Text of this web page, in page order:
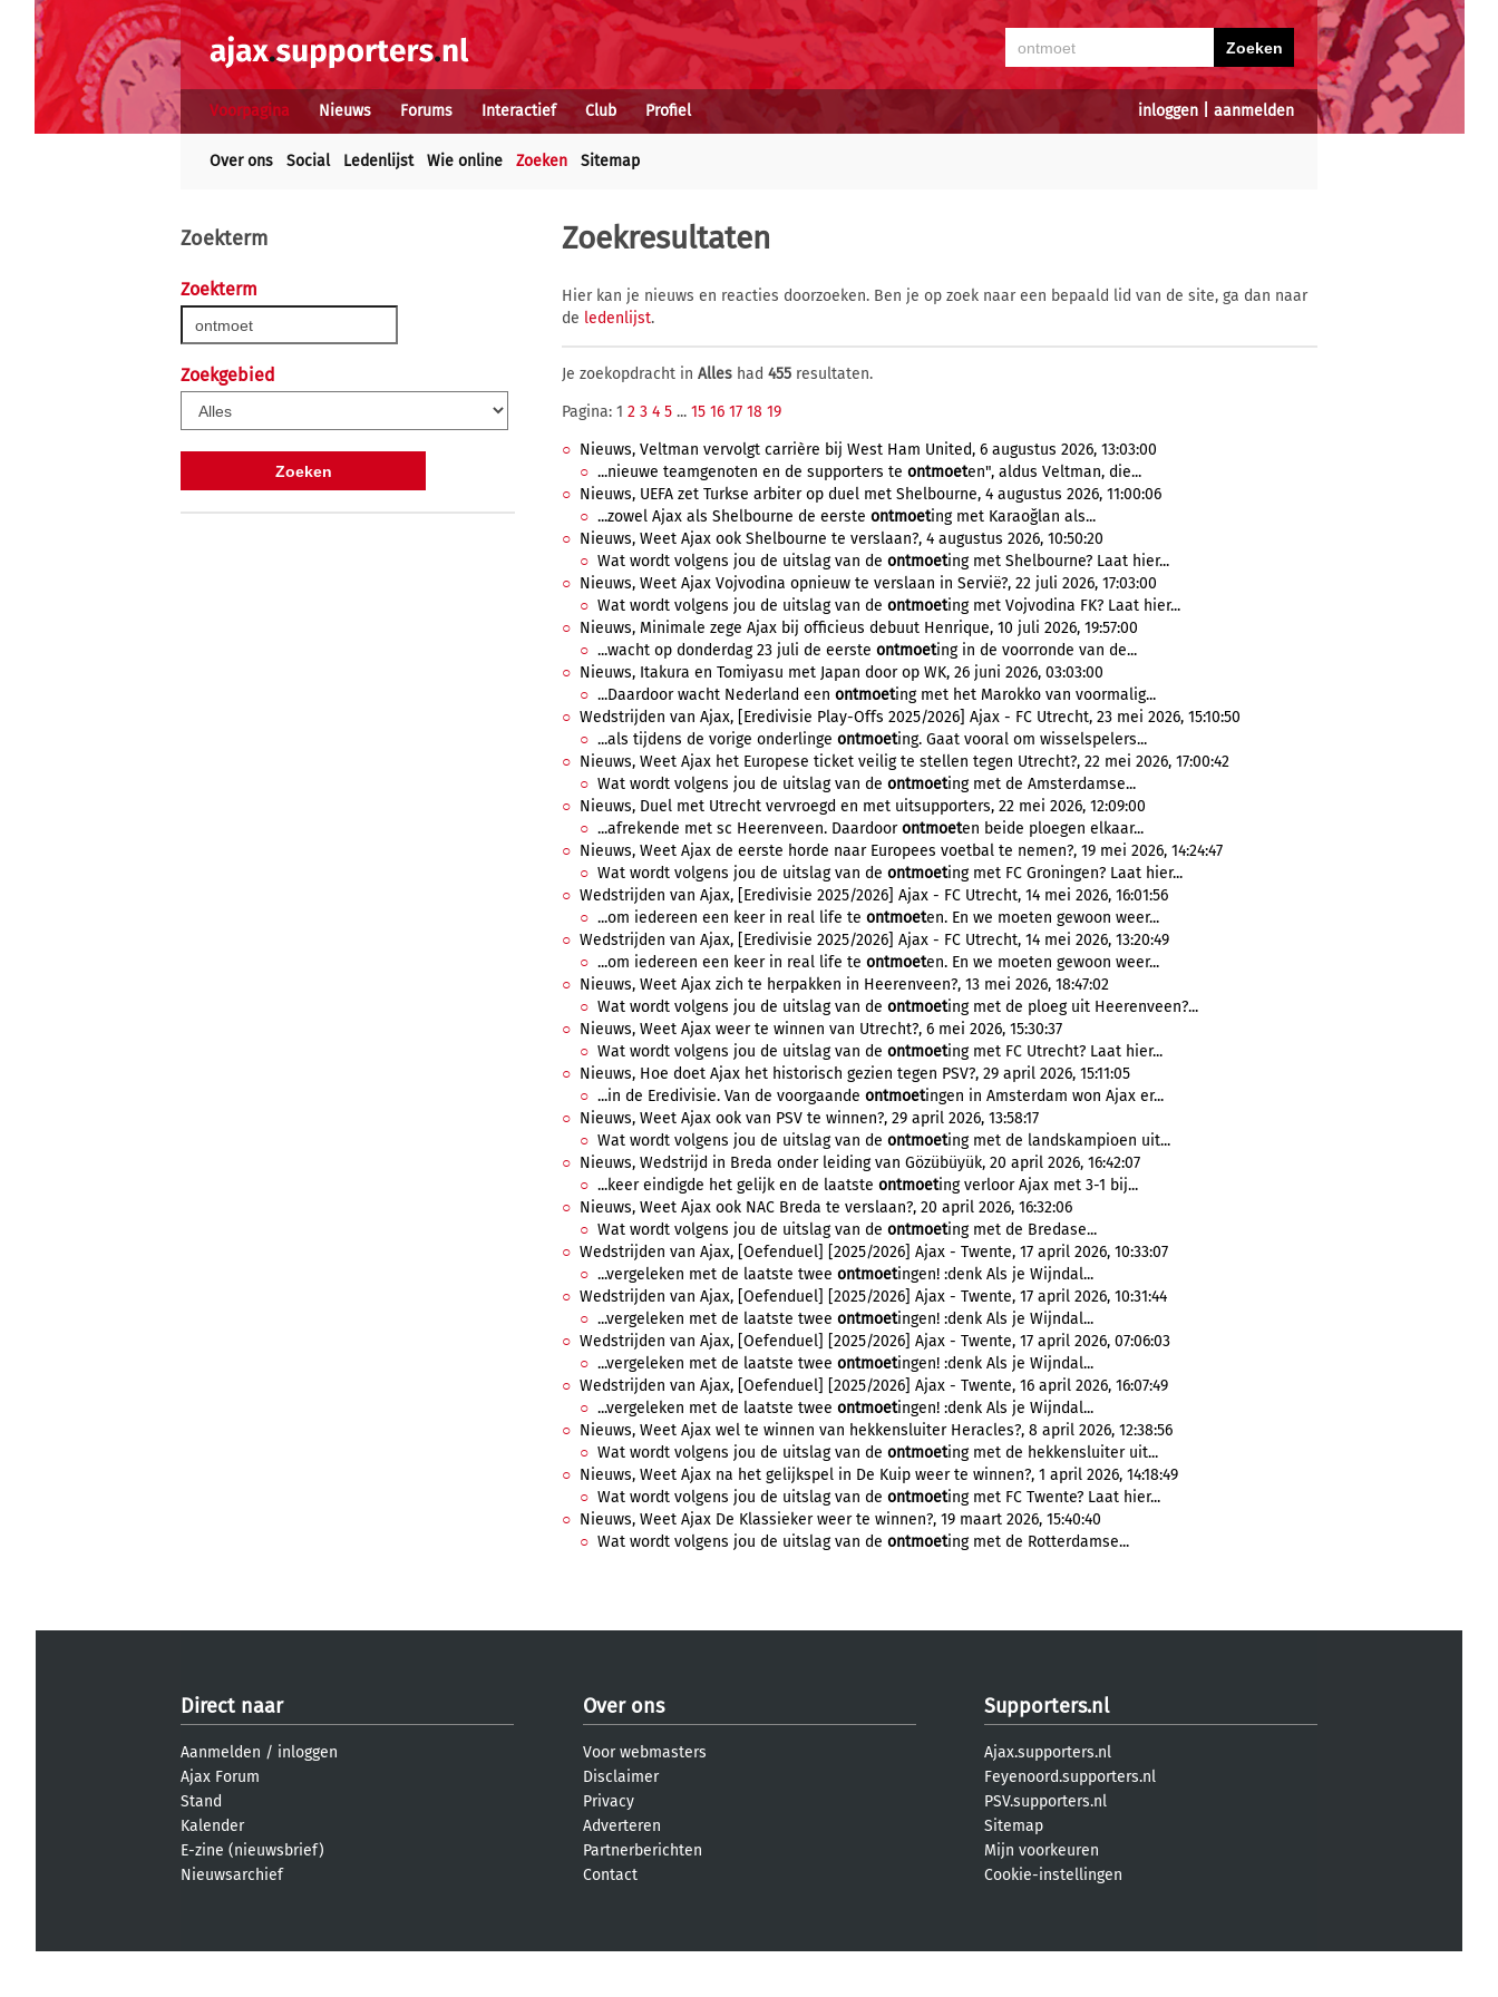
inloggen aanmelden
Voorpagina Nieuws Forums Interactief Club Profiel
Over ons Social Ledenlijst Wie online Zoeken Sitemap
Zoekterm
Zoekterm
Zoekgebied
Zoekresultaten
Hier kan je nieuws en reacties doorzoeken. Ben je op zoek naar een bepaald lid van de site, ga dan naar
de ledenlijst.
Je zoekopdracht in Alles had 455 resultaten.
Pagina: 1 2 3 4 5 ... 15 16 17 18 19
Nieuws, Veltman vervolgt carrière bij West Ham United, 6 augustus 2026, 13:03:00
...nieuwe teamgenoten en de supporters te ontmoeten", aldus Veltman, die...
Nieuws, UEFA zet Turkse arbiter op duel met Shelbourne, 4 augustus 2026, 11:00:06
...zowel Ajax als Shelbourne de eerste ontmoeting met Karaoğlan als...
Nieuws, Weet Ajax ook Shelbourne te verslaan?, 4 augustus 2026, 10:50:20
Wat wordt volgens jou de uitslag van de ontmoeting met Shelbourne? Laat hier...
Nieuws, Weet Ajax Vojvodina opnieuw te verslaan in Servië?, 22 juli 2026, 17:03:00
Wat wordt volgens jou de uitslag van de ontmoeting met Vojvodina FK? Laat hier...
Nieuws, Minimale zege Ajax bij officieus debuut Henrique, 10 juli 2026, 19:57:00
...wacht op donderdag 23 juli de eerste ontmoeting in de voorronde van de...
Nieuws, Itakura en Tomiyasu met Japan door op WK, 26 juni 2026, 03:03:00
...Daardoor wacht Nederland een ontmoeting met het Marokko van voormalig...
Wedstrijden van Ajax, [Eredivisie Play-Offs 2025/2026] Ajax - FC Utrecht, 23 mei 2026, 15:10:50
...als tijdens de vorige onderlinge ontmoeting. Gaat vooral om wisselspelers...
Nieuws, Weet Ajax het Europese ticket veilig te stellen tegen Utrecht?, 22 mei 2026, 17:00:42
Wat wordt volgens jou de uitslag van de ontmoeting met de Amsterdamse...
Nieuws, Duel met Utrecht vervroegd en met uitsupporters, 22 mei 2026, 12:09:00
...afrekende met sc Heerenveen. Daardoorontmoeten beide ploegen elkaar...
Nieuws, Weet Ajax de eerste horde naar Europees voetbal te nemen?, 19 mei 2026, 14:24:47
Wat wordt volgens jou de uitslag van de ontmoeting met FC Groningen? Laat hier...
Wedstrijden van Ajax, [Eredivisie 2025/2026] Ajax - FC Utrecht, 14 mei 2026, 16:01:56
...om iedereen een keer in real life te ontmoeten. En we moeten gewoon weer...
Wedstrijden van Ajax, [Eredivisie 2025/2026] Ajax - FC Utrecht, 14 mei 2026, 13:20:49
...om iedereen een keer in real life te ontmoeten. En we moeten gewoon weer...
Nieuws, Weet Ajax zich te herpakken in Heerenveen?, 13 mei 2026, 18:47:02
Wat wordt volgens jou de uitslag van de ontmoeting met de ploeg uit Heerenveen?...
Nieuws, Weet Ajax weer te winnen van Utrecht?, 6 mei 2026, 15:30:37
Wat wordt volgens jou de uitslag van de ontmoeting met FC Utrecht? Laat hier...
Nieuws, Hoe doet Ajax het historisch gezien tegen PSV?, 29 april 2026, 15:11:05
...in de Eredivisie. Van de voorgaande ontmoetingen in Amsterdam won Ajax er...
Nieuws, Weet Ajax ook van PSV te winnen?, 29 april 2026, 13:58:17
Wat wordt volgens jou de uitslag van de ontmoeting met de landskampioen uit...
Nieuws, Wedstrijd in Breda onder leiding van Gözübüyük, 20 april 2026, 16:42:07
...keer eindigde het gelijk en de laatste ontmoeting verloor Ajax met 3-1 bij...
Nieuws, Weet Ajax ook NAC Breda te verslaan?, 20 april 2026, 16:32:06
Wat wordt volgens jou de uitslag van de ontmoeting met de Bredase...
Wedstrijden van Ajax, [Oefenduel] [2025/2026] Ajax - Twente, 17 april 2026, 10:33:07
...vergeleken met de laatste twee ontmoetingen! :denk Als je Wijndal...
Wedstrijden van Ajax, [Oefenduel] [2025/2026] Ajax - Twente, 17 april 2026, 10:31:44
...vergeleken met de laatste twee ontmoetingen! :denk Als je Wijndal...
Wedstrijden van Ajax, [Oefenduel] [2025/2026] Ajax - Twente, 17 april 2026, 07:06:03
...vergeleken met de laatste twee ontmoetingen! :denk Als je Wijndal...
Wedstrijden van Ajax, [Oefenduel] [2025/2026] Ajax - Twente, 16 april 2026, 16:07:49
...vergeleken met de laatste twee ontmoetingen! :denk Als je Wijndal...
Nieuws, Weet Ajax wel te winnen van hekkensluiter Heracles?, 8 april 2026, 12:38:56
Wat wordt volgens jou de uitslag van de ontmoeting met de hekkensluiter uit...
Nieuws, Weet Ajax na het gelijkspel in De Kuip weer te winnen?, 1 april 2026, 14:18:49
Wat wordt volgens jou de uitslag van de ontmoeting met FC Twente? Laat hier...
Nieuws, Weet Ajax De Klassieker weer te winnen?, 19 maart 2026, 15:40:40
Wat wordt volgens jou de uitslag van de ontmoeting met de Rotterdamse...
Direct naar
Aanmelden / inloggen
Ajax Forum
Stand
Kalender
E-zine (nieuwsbrief)
Nieuwsarchief
Over ons
Voor webmasters
Disclaimer
Privacy
Adverteren
Partnerberichten
Contact
Supporters.nl
Ajax.supporters.nl
Feyenoord.supporters.nl
PSV.supporters.nl
Sitemap
Mijn voorkeuren
Cookie-instellingen